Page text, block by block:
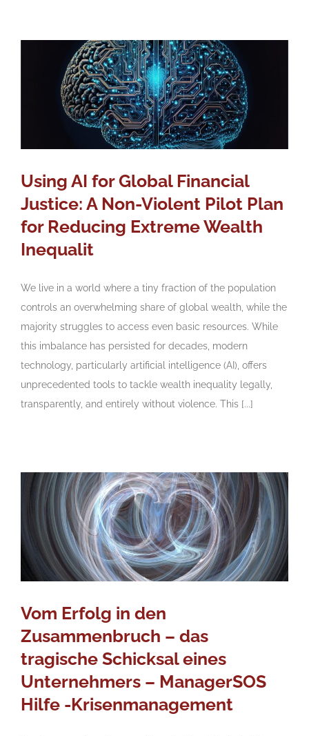
Using AI for Global Financial
Justice: A Non-Violent Pilot Plan
for Reducing Extreme Wealth
Inequalit
We live in a world where a tiny fraction of the population
controls an overwhelming share of global wealth, while the
majority struggles to access even basic resources. While
this imbalance has persisted for decades, modern
technology, particularly artificial intelligence (AI), offers
unprecedented tools to tackle wealth inequality legally,
transparently, and entirely without violence. This [...]
Vom Erfolg in den
Zusammenbruch – das
tragische Schicksal eines
Unternehmers – ManagerSOS
Hilfe -Krisenmanagement